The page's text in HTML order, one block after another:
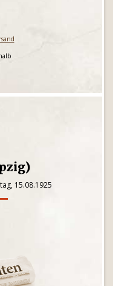
15.08.1925